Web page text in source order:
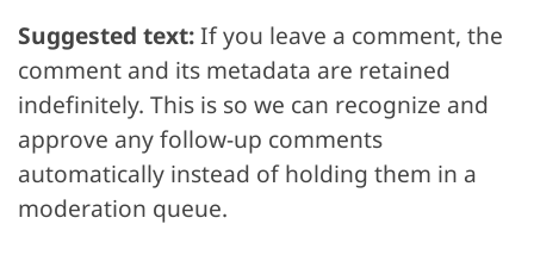
Suggested text:If you leave a comment, the
comment and its metadata are retained
indefinitely. This is so we can recognize and
approve any follow-up comments
automatically instead of holding them in a
moderation queue.